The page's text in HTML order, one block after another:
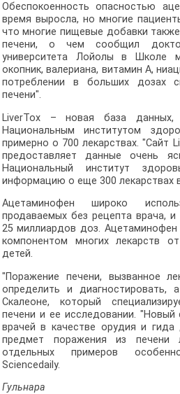
Обеспокоенность опасностью
время выросла, но многие
что многие пищевые добавки
печени, о чем сообщил
университета Лойолы в Школе
окопник, валериана, витамин A,
потреблении в больших дозах
печени".
LiverTox – новая база данных,
Национальным институтом
примерно о 700 лекарствах. "Сайт
предоставляет данные очень
Национальный институт
информацию о еще 300 лекарствах
Ацетаминофен широко
продаваемых без рецепта врача,
25 миллиардов доз.
компонентом многих лекарств
детей.
"Поражение печени, вызванное
определить и диагностировать,
Скалеоне, который
печени и ее исследовании. "Новый
врачей в качестве орудия и
предмет поражения из печени
отдельных примеров
Sciencedaily.
Гульнара